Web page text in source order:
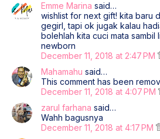
Emme Marina said…
wishlist for next gift! kita baru
gegirl, tapi ok jugak kalau
bolehlah kita cuci mata sambil
newborn
December 11, 2018 at 2:47 PM
Mahamahu said…
This comment has been
December 11, 2018 at 4:07 PM
zarul farhana said…
Wahh bagusnya
December 11, 2018 at 4:17 PM